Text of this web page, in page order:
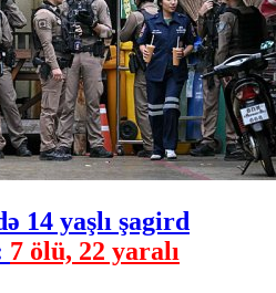
14 yaşlı şagird
7 ölü, 22 yaralı